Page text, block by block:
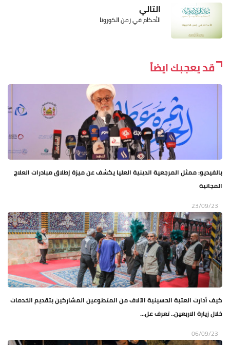
التالي
الأحكام في زمن الكورونا
قد يعجبك ايضاً
بالفيديو: ممثل المرجعية الدينية العليا يكشف عن ميزة إطلاق مبادرات العلاج
المجانية
23/09/23
كيف أدارت العتبة الحسينية الآلاف من المتطوعين المشاركين بتقديم الخدمات
خلال زيارة الاربعين.. تعرف عل...
06/09/23